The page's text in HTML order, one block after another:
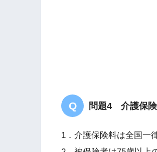
問題4 介護保険
1．介護保険料は全国一